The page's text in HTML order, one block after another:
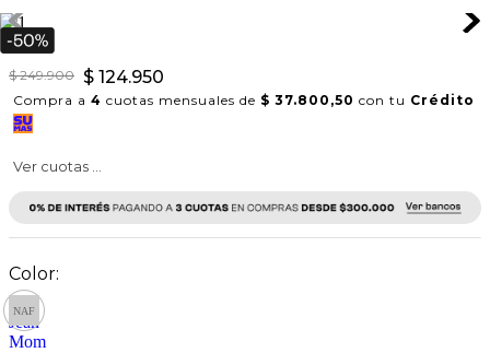
$ 249.900 $ 124.950
Compra a 4 cuotas mensuales de $ 37.800,50 con tu Crédito
Ver cuotas ...